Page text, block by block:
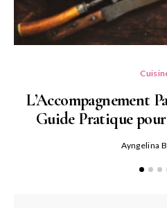
L’Accompagnement
Guide Pratique
Ayngelina